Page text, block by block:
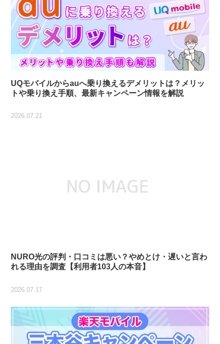
UQモバイルからauへ乗り換えるデメリットは？メリッ
トや乗り換え手順、最新キャンペーン情報を解説
2026.07.21
NURO光の評判・口コミは悪い？やめとけ・遅いと言わ
れる理由を調査【利用者103人の本音】
2026.07.17